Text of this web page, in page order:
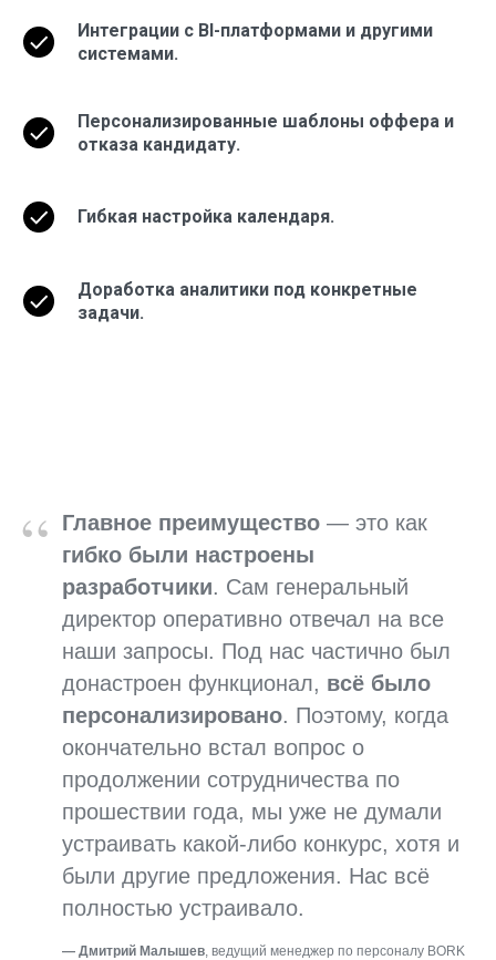
Интеграции с BI-платформами и другими
системами.
Персонализированные шаблоны оффера и
отказа кандидату.
Гибкая настройка календаря.
Доработка аналитики под конкретные
задачи.
“ Главное преимущество — это как
гибко были настроены
разработчики. Сам генеральный
директор оперативно отвечал на все
наши запросы. Под нас частично был
донастроен функционал, всё было
персонализировано. Поэтому, когда
окончательно встал вопрос о
продолжении сотрудничества по
прошествии года, мы уже не думали
устраивать какой-либо конкурс, хотя и
были другие предложения. Нас всё
полностью устраивало.
— Дмитрий Малышев, ведущий менеджер по персоналу BORK